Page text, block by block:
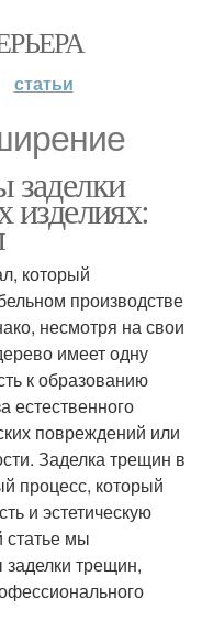
статьи
заделки
изделиях:
который
производстве
несмотря на свои
имеет одну
к образованию
естественного
повреждений или
Заделка трещин в
процесс, который
и эстетическую
статье мы
трещин,